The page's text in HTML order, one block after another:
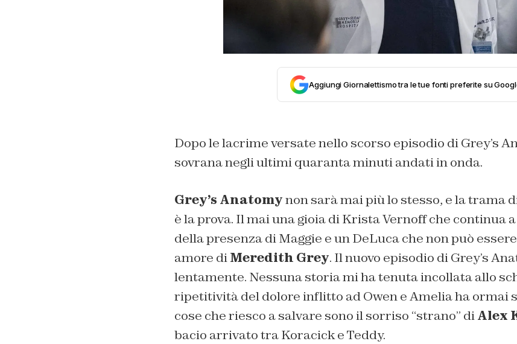
Aggiungi Giornalettismo tra le tue fonti preferite su
Dopo le lacrime versate nello scorso episodio di Grey’s
sovrana negli ultimi quaranta minuti andati in onda.
Grey’s Anatomynon sarà mai più lo stesso, e la trama
è la prova. Il mai una gioia di Krista Vernoff che continua
della presenza di Maggie e un DeLuca che non può
amore diMeredith Grey. Il nuovo episodio di Grey’s
lentamente. Nessuna storia mi ha tenuta incollata allo
ripetitività del dolore inflitto ad Owen e Amelia ha ormai
cose che riesco a salvare sono il sorriso “strano” diAlex
bacio arrivato tra Koracick e Teddy.